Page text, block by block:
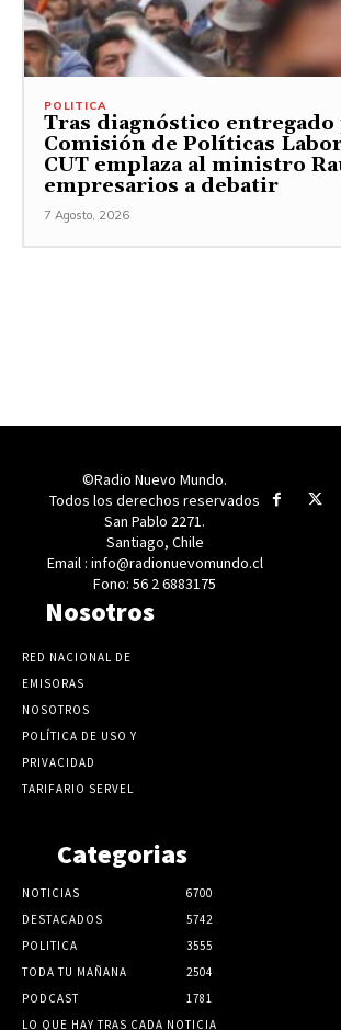
POLITICA
Tras diagnóstico
Comisión de Políticas
CUT emplaza al ministro
empresarios a debatir
7 Agosto, 2026
©Radio Nuevo Mundo.
Todos los derechos reservados
San Pablo 2271.
Santiago, Chile
Email : info@radionuevomundo.cl
Fono: 56 2 6883175
Nosotros
RED NACIONAL DE
EMISORAS
NOSOTROS
POLÍTICA DE USO Y
PRIVACIDAD
TARIFARIO SERVEL
Categorias
NOTICIAS
6700
DESTACADOS
5742
POLITICA
3555
TODA TU MAÑANA
2504
PODCAST
1781
LO QUE HAY TRAS CADA NOTICIA